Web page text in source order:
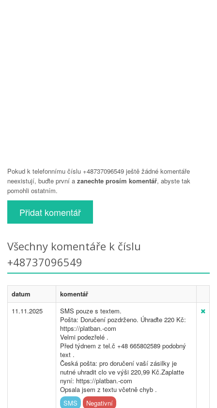
Pokud k telefonnímu číslu +48737096549 ještě žádné komentáře
neexistují, buďte první a zanechte prosím komentář, abyste tak
pomohli ostatním.
Přidat komentář
Všechny komentáře k číslu
+48737096549
datum
komentář
11.11.2025
SMS pouze s textem.
Pošta: Doručení pozdrženo. Úhraďte 220 Kč:
https://platban.-com
Velmi podezřelé .
Před týdnem z tel.č +48 665802589 podobný
text .
Česká pošta: pro doručení vaší zásilky je
nutné uhradit clo ve výši 220,99 Kč.Zaplatte
nyní: https://platban.-com
Opsala jsem z textu včetně chyb .
SMS
Negativní